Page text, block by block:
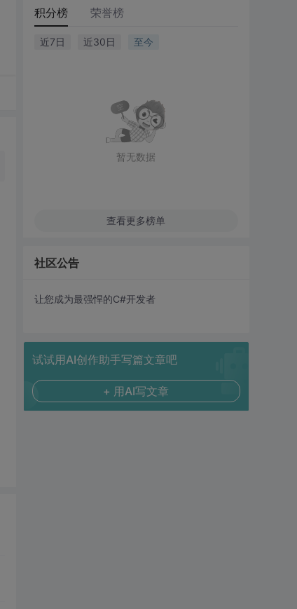
积分榜 荣誉榜
近7日 近30日 至今
暂无数据
查看更多榜单
社区公告
让您成为最强悍的C#开发者
试试用AI创作助手写篇文章吧
+ 用AI写文章